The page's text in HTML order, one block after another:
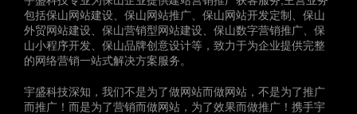
包括保山网站建设、保山网站推广、保山网站开发定制、保山
外贸网站建设、保山营销型网站建设、保山数字营销推广、保
山小程序开发、保山品牌创意设计等，致力于为企业提供完整
的网络营销一站式解决方案服务。
宇盛科技深知，我们不是为了做网站而做网站，不是为了推广
而推广！而是为了营销而做网站，为了效果而做推广！携手宇